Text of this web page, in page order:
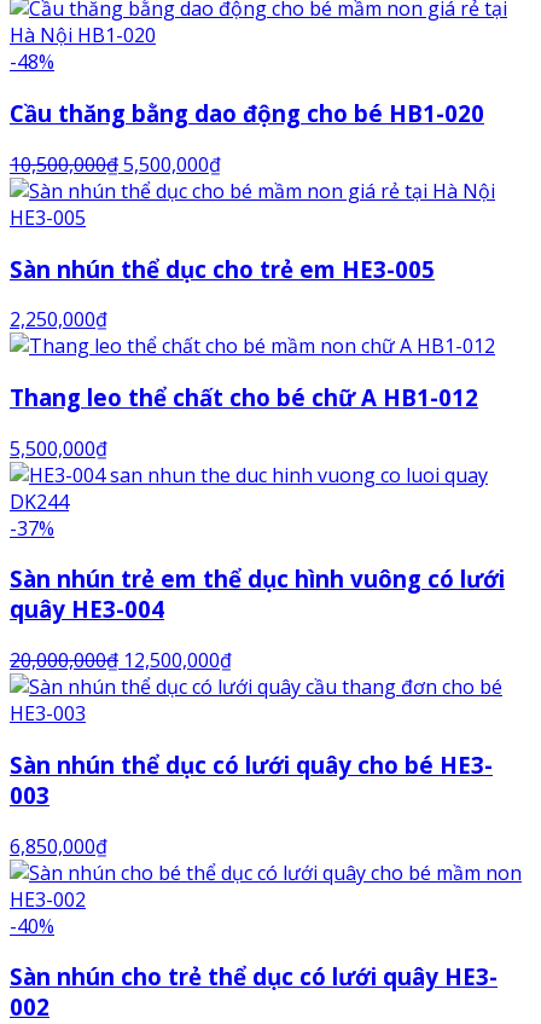
-48%
Cầu thăng bằng dao động cho bé HB1-020
10,500,000₫5,500,000₫
Sàn nhún thể dục cho trẻ em HE3-005
2,250,000₫
Thang leo thể chất cho bé chữ A HB1-012
5,500,000₫
-37%
Sàn nhún trẻ em thể dục hình vuông có lưới
quây HE3-004
20,000,000₫ 12,500,000₫
Sàn nhún thể dục có lưới quây cho bé HE3-
003
6,850,000₫
-40%
Sàn nhún cho trẻ thể dục có lưới quây HE3-
002